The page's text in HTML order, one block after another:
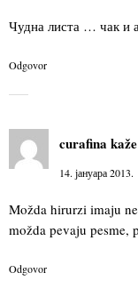
Чудна листа … чак и
Odgovor
curafina kaže
14. јануара 2013.
Možda hirurzi imaju
možda pevaju
Odgovor